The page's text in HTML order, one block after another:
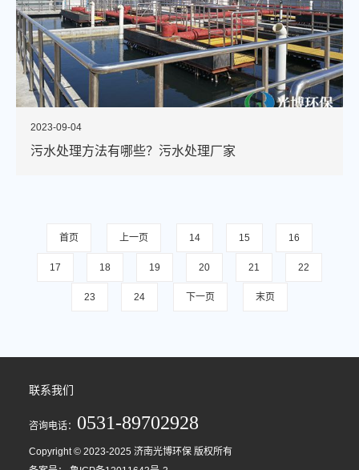
2023-09-04
污水处理方法有哪些？污水处理厂家
首页 上一页 14 15 16
17 18 19 20 21 22
23 24 下一页 末页
联系我们
咨询电话： 0531-89702928
Copyright © 2023-2025 济南光博环保 版权所有